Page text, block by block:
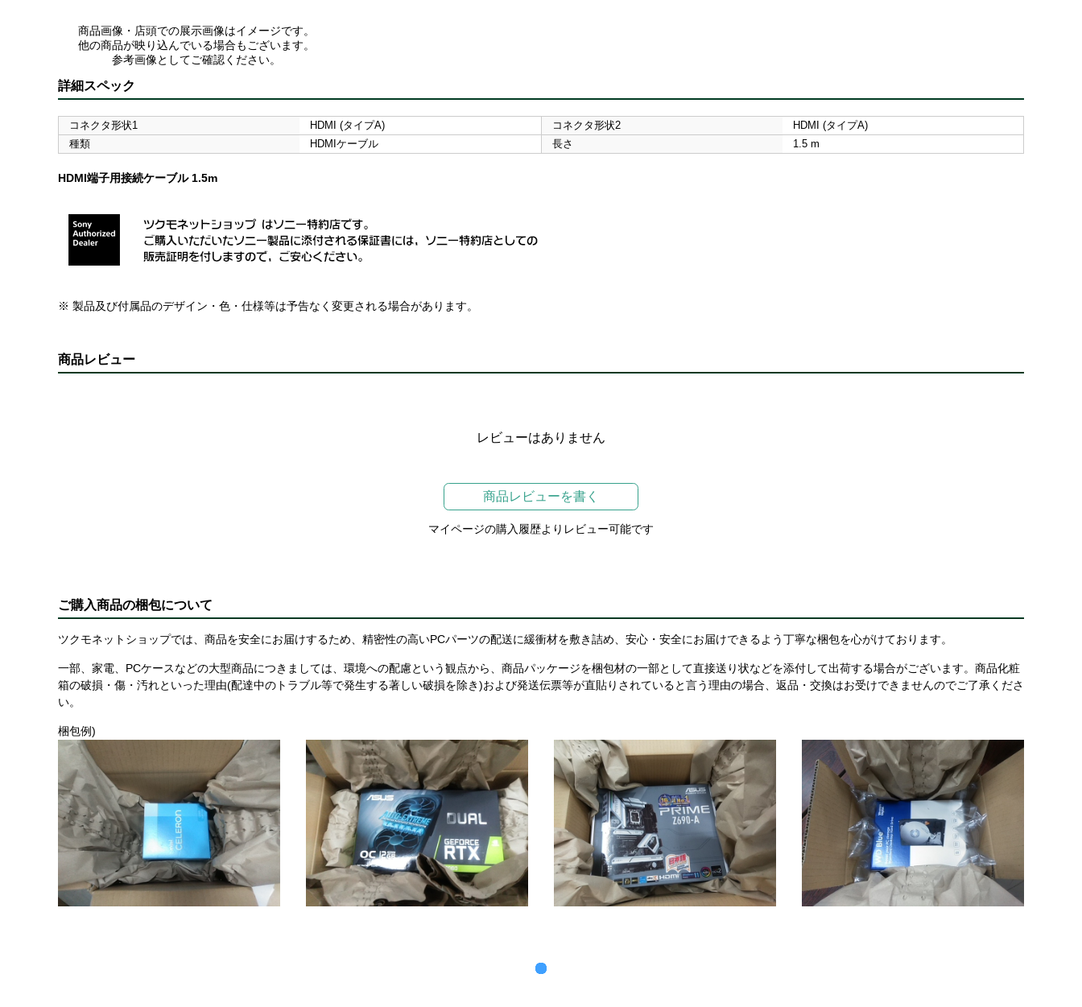
商品画像・店頭での展示画像はイメージです。
他の商品が映り込んでいる場合もございます。
参考画像としてご確認ください。
詳細スペック
コネクタ形状1 HDMI (タイプA) コネクタ形状2
HDMI (タイプA)
種類
HDMIケーブル 長さ 1.5 m
HDMI端子用接続ケーブル 1.5m
※ 製品及び付属品のデザイン・色・仕様等は予告なく変更される場合があります。
商品レビュー
レビューはありません
商品レビューを書く
マイページの購入履歴よりレビュー可能です
ご購入商品の梱包について
ツクモネットショップでは、商品を安全にお届けするため、精密性の高いPCパーツの配送に緩衝材を敷き詰め、安心・安全にお届けできるよう丁寧な梱包を心がけております。
一部、家電、PCケースなどの大型商品につきましては、環境への配慮という観点から、商品パッケージを梱包材の一部として直接送り状などを添付して出荷する場合がございます。商品化粧
箱の破損・傷・汚れといった理由(配達中のトラブル等で発生する著しい破損を除き)および発送伝票等が直貼りされていると言う理由の場合、返品・交換はお受けできませんのでご了承くださ
い。
梱包例)